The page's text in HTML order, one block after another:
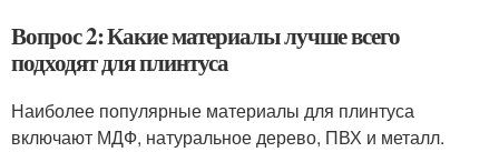
Вопрос 2: Какие материалы лучше всего
подходят для плинтуса
Наиболее популярные материалы для плинтуса
включают МДФ, натуральное дерево, ПВХ и металл.